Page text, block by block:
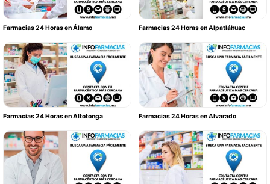
Farmacias 24 Horas en Álamo Farmacias 24 Horas en Alpatláhuac
Farmacias 24 Horas en Altotonga Farmacias 24 Horas en Alvarado